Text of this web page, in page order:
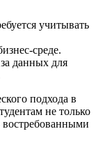
учитывать
среде.
данных для
подхода в
не только
востребованными